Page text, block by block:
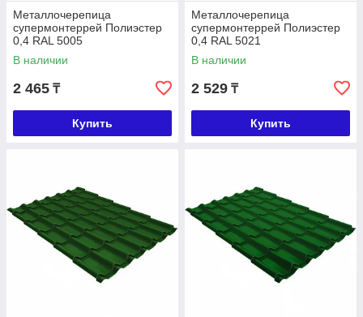
Металлочерепица
супермонтеррей Полиэстер
0,4 RAL 5005
В наличии
2 465 ₸
Купить
Металлочерепица
супермонтеррей Полиэстер
0,4 RAL 5021
В наличии
2 529 ₸
Купить